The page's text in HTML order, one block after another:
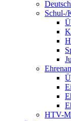
Schul-/
HTV-